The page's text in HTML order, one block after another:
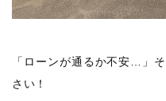
「ローンが通るか不安…」
さい！